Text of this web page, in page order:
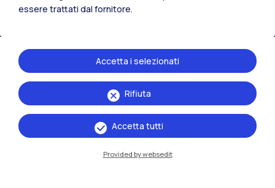
Sedi
Milano Bovisa
Cremona
Lecco
Mantova
essere trattati dal fornitore.
Rifiuta
Accetta i selezionati
Accetta tutti
Provided by websedit